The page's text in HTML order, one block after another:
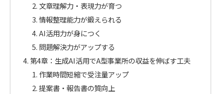
文章理解力・表現力が育つ
情報整理能力が鍛えられる
AI活用力が身につく
問題解決力がアップする
第4章：生成AI活用でA型事業所の収益を伸ばす工夫
作業時間短縮で受注量アップ
提案書・報告書の質向上